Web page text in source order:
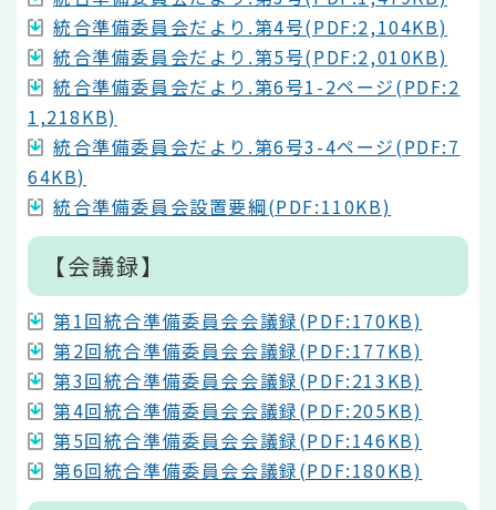
統合準備委員会だより.第4号(PDF:2,104KB)
統合準備委員会だより.第5号(PDF:2,010KB)
統合準備委員会だより.第6号1-2ページ(PDF:2
1,218KB)
統合準備委員会だより.第6号3-4ページ(PDF:7
64KB)
統合準備委員会設置要綱(PDF:110KB)
【会議録】
第1回統合準備委員会会議録(PDF:170KB)
第2回統合準備委員会会議録(PDF:177KB)
第3回統合準備委員会会議録(PDF:213KB)
第4回統合準備委員会会議録(PDF:205KB)
第5回統合準備委員会会議録(PDF:146KB)
第6回統合準備委員会会議録(PDF:180KB)